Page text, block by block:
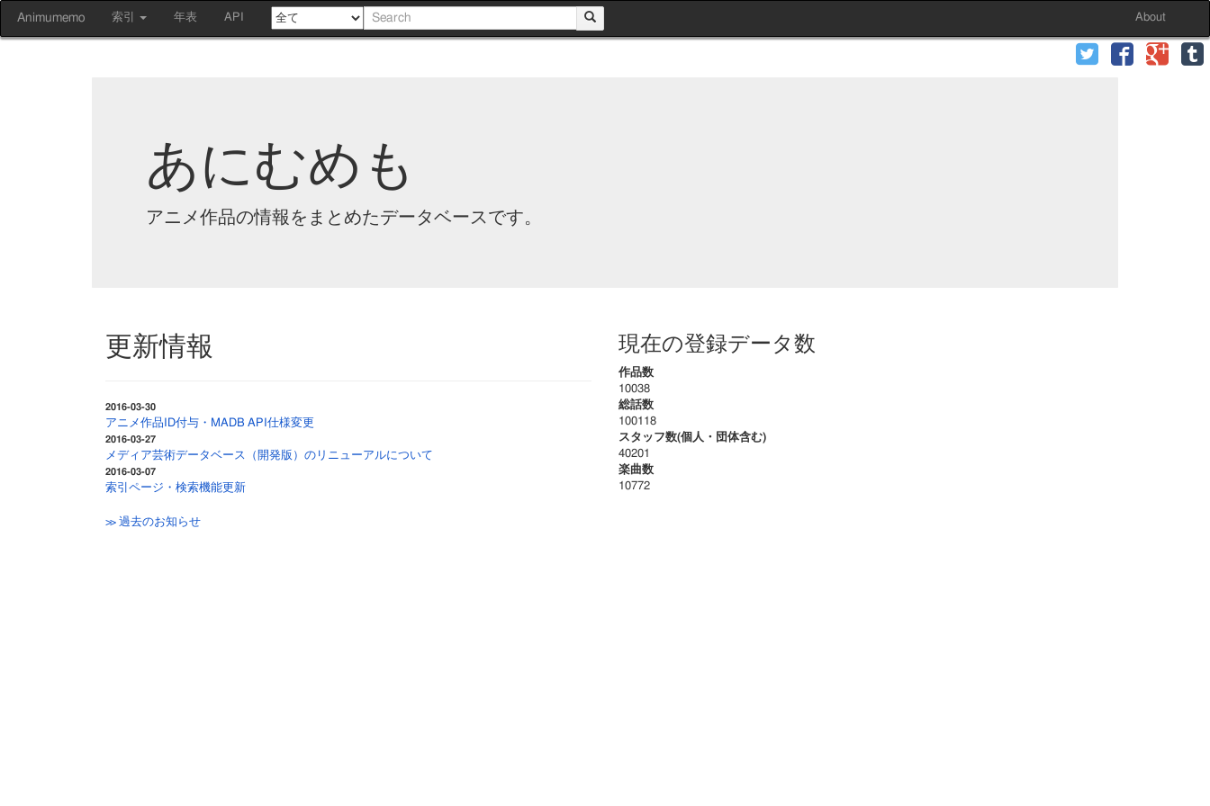
Animumemo 索引 年表 API About
あにむめも
アニメ作品の情報をまとめたデータベースです。
更新情報
2016-03-30
アニメ作品ID付与・MADB API仕様変更
2016-03-27
メディア芸術データベース（開発版）のリニューアルについて
2016-03-07
索引ページ・検索機能更新
≫ 過去のお知らせ
現在の登録データ数
作品数
10038
総話数
100118
スタッフ数(個人・団体含む)
40201
楽曲数
10772